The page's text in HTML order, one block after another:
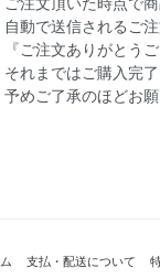
自動で送信されるご
『ご注文ありがとう
それまではご購入完了
予めご了承のほどお願
支払・配送について